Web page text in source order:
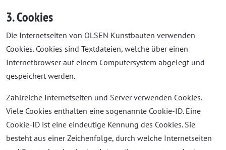
3. Cookies
Die Internetseiten von OLSEN Kunstbauten verwenden
Cookies. Cookies sind Textdateien, welche über einen
Internetbrowser auf einem Computersystem abgelegt und
gespeichert werden.
Zahlreiche Internetseiten und Server verwenden Cookies.
Viele Cookies enthalten eine sogenannte Cookie-ID. Eine
Cookie-ID ist eine eindeutige Kennung des Cookies. Sie
besteht aus einer Zeichenfolge, durch welche Internetseiten